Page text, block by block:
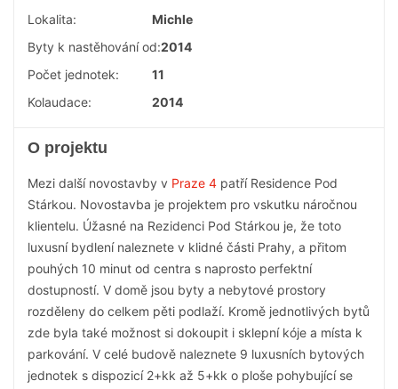
Lokalita:
Michle
Byty k nastěhování od:2014
Počet jednotek:
11
Kolaudace:
2014
O projektu
Mezi další novostavby v Praze 4 patří Residence Pod
Stárkou. Novostavba je projektem pro vskutku náročnou
klientelu. Úžasné na Rezidenci Pod Stárkou je, že toto
luxusní bydlení naleznete v klidné části Prahy, a přitom
pouhých 10 minut od centra s naprosto perfektní
dostupností. V domě jsou byty a nebytové prostory
rozděleny do celkem pěti podlaží. Kromě jednotlivých bytů
zde byla také možnost si dokoupit i sklepní kóje a místa k
parkování. V celé budově naleznete 9 luxusních bytových
jednotek s dispozicí 2+kk až 5+kk o ploše pohybující se